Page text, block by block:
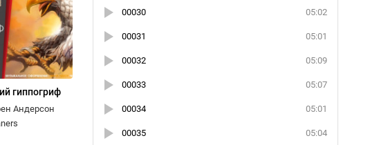
05:02
00030
05:01
00031
05:09
00032
05:07
00033
05:01
00034
05:04
00035
гиппогриф
Андерсон